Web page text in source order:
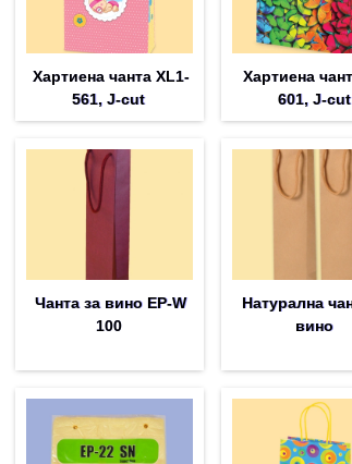
Хартиена чанта XL1-
561, J-cut
Хартиена
601, J-cut
Чанта за вино EP-W
100
Натурална
вино